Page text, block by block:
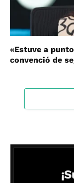
«Estuve a
convenció de